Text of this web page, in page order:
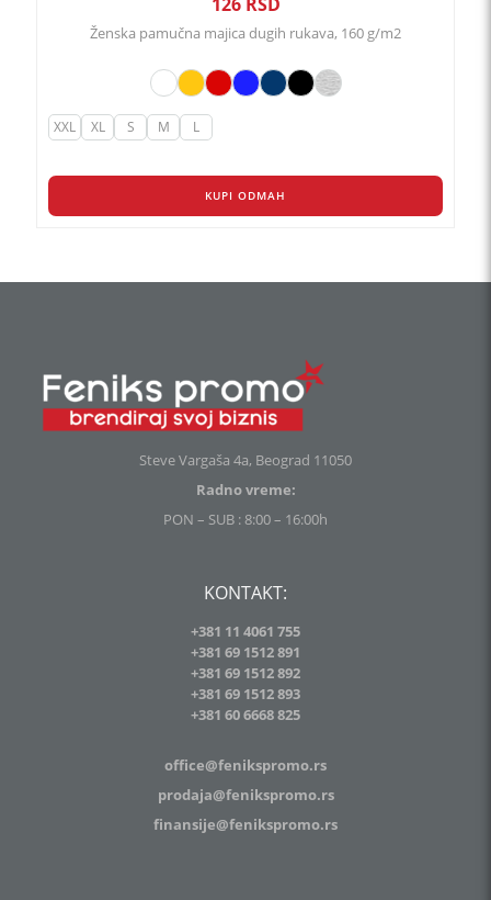
Ženska pamučna majica dugih rukava, 160 g/m2
KUPI ODMAH
XXL XL S M L
Steve Vargaša 4a, Beograd 11050
Radno vreme:
PON – SUB : 8:00 – 16:00h
KONTAKT:
+381 11 4061 755
+381 69 1512 891
+381 69 1512 892
+381 69 1512 893
+381 60 6668 825
office@fenikspromo.rs
prodaja@fenikspromo.rs
finansije@fenikspromo.rs